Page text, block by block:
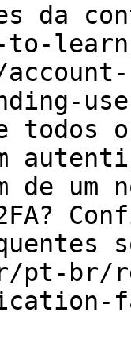
da
de um
br/